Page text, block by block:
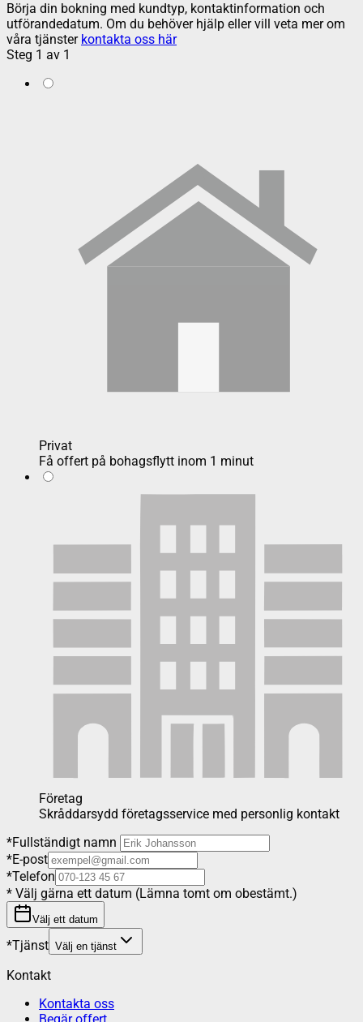
Börja din bokning med kundtyp, kontaktinformation och
utförandedatum. Om du behöver hjälp eller vill veta mer om
våra tjänster kontakta oss här
Steg 1 av 1
Privat
Få offert på bohagsflytt inom 1 minut
Företag
Skråddarsydd företagsservice med personlig kontakt
*Fullständigt namn
*E-post
*Telefon
* Välj gärna ett datum (Lämna tomt om obestämt.)
Välj ett datum
*Tjänst Välj en tjänst
Kontakt
Kontakta oss